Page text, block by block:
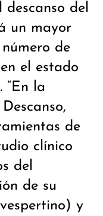
del
un mayor
de
el estado
“En la
de
clínico
del
de su
y